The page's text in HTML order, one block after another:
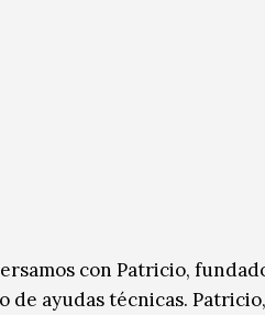
con Patricio,
ayudas técnicas.